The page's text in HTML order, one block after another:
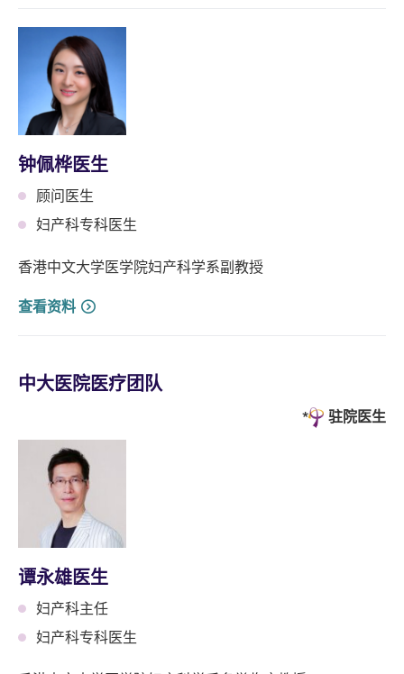
钟佩桦医生
顾问医生
妇产科专科医生
香港中文大学医学院妇产科学系副教授
查看资料
中大医院医疗团队
驻院医生
谭永雄医生
妇产科主任
妇产科专科医生